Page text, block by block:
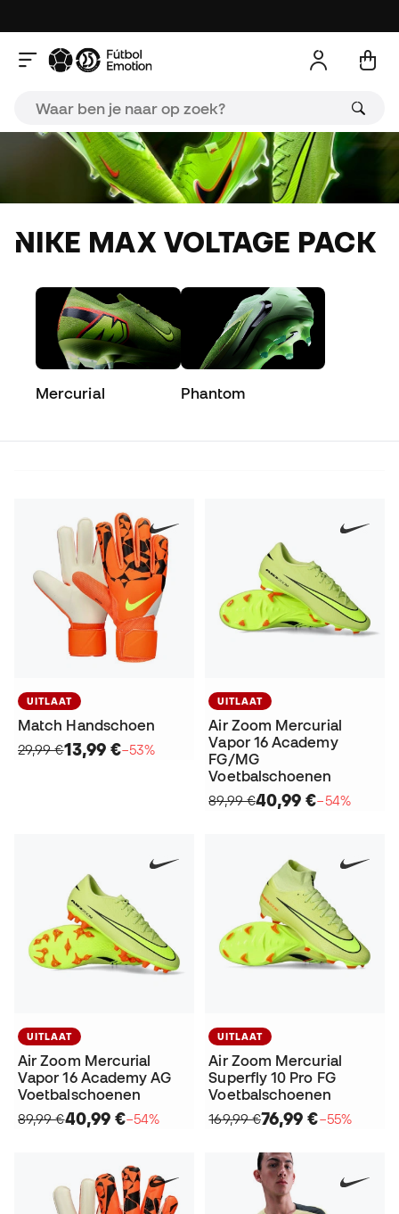
NIKE MAX VOLTAGE PACK
Mercurial Phantom
UITLAAT
Match Handschoen
29,99 €13,99 €−53%
UITLAAT
Air Zoom Mercurial
Vapor 16 Academy
FG/MG
Voetbalschoenen
89,99 €40,99 €−54%
UITLAAT
Air Zoom Mercurial
Vapor 16 Academy AG
Voetbalschoenen
89,99 €40,99 €−54%
UITLAAT
Air Zoom Mercurial
Superfly 10 Pro FG
Voetbalschoenen
169,99 €76,99 €−55%